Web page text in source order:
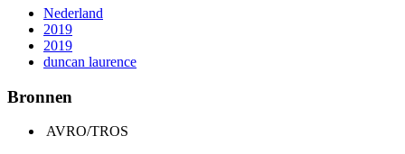
Nederland
2019
2019
duncan laurence
Bronnen
AVRO/TROS